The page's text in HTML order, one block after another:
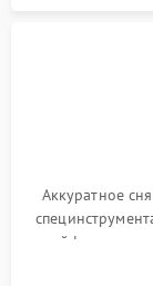
Аккуратное
шлейфов и
линзовых